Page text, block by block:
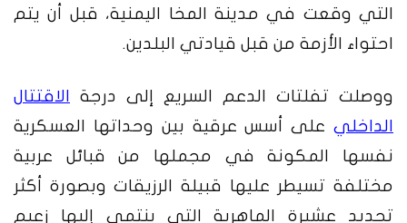
التي وقعت في مدينة المخا اليمنية، قبل أن يتم
احتواء الأزمة من قبل قيادتي البلدين.
ووصلت تفلتات الدعم السريع إلى درجة الاقتتال
الداخلي على أسس عرقية بين وحداتها العسكرية
نفسها المكونة في مجملها من قبائل عربية
مختلفة تسيطر عليها قبيلة الرزيقات وبصورة أكثر
تحديد عشيرة الماهرية التي ينتمي إليها زعيم